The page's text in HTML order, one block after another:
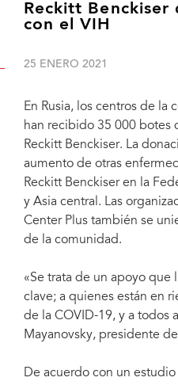
promovida por Reckitt Benckiser.
Reckitt Benckiser
con el VIH
25 ENERO 2021
En Rusia, los centros de la
han recibido 35 000 botes
Reckitt Benckiser. La
aumento de otras
Reckitt Benckiser en la
y Asia central. Las
Center Plus también se
de la comunidad.
«Se trata de un apoyo
clave; a quienes están en
de la COVID-19, y a todos
Mayanovsky, presidente
De acuerdo con un